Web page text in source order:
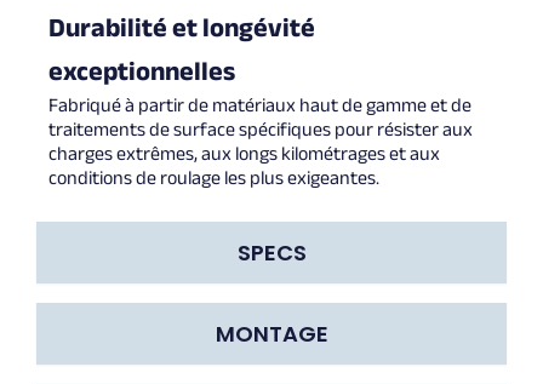
SPECS
MONTAGE
Durabilité et longévité
exceptionnelles
Fabriqué à partir de matériaux haut de gamme et de
traitements de surface spécifiques pour résister aux
charges extrêmes, aux longs kilométrages et aux
conditions de roulage les plus exigeantes.